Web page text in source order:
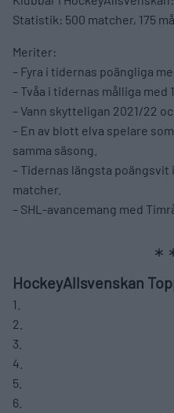
Statistik: 500 matcher, 175
Meriter:
– Fyra i tidernas poängliga
– Tvåa i tidernas målliga med
– Vann skytteligan 2021/22
– En av blott elva spelare
samma säsong.
– Tidernas längsta poängsvit
matcher.
– SHL-avancemang med
HockeyAllsvenskan
1.
2.
3.
4.
5.
6.